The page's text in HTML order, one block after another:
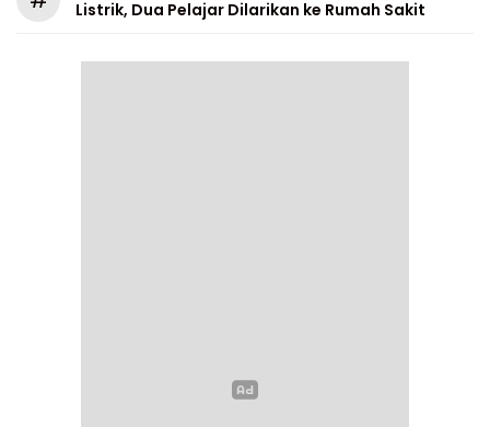
Listrik, Dua Pelajar Dilarikan ke Rumah Sakit